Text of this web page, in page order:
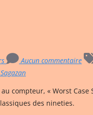
Aucun commentaire
compteur, « Worst Case
des nineties.